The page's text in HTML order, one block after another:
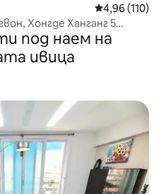
Средна
4,96 (110)
Хонгде Ханганг 5
14 души/4 стаи 9 легла
под наем на
ивица